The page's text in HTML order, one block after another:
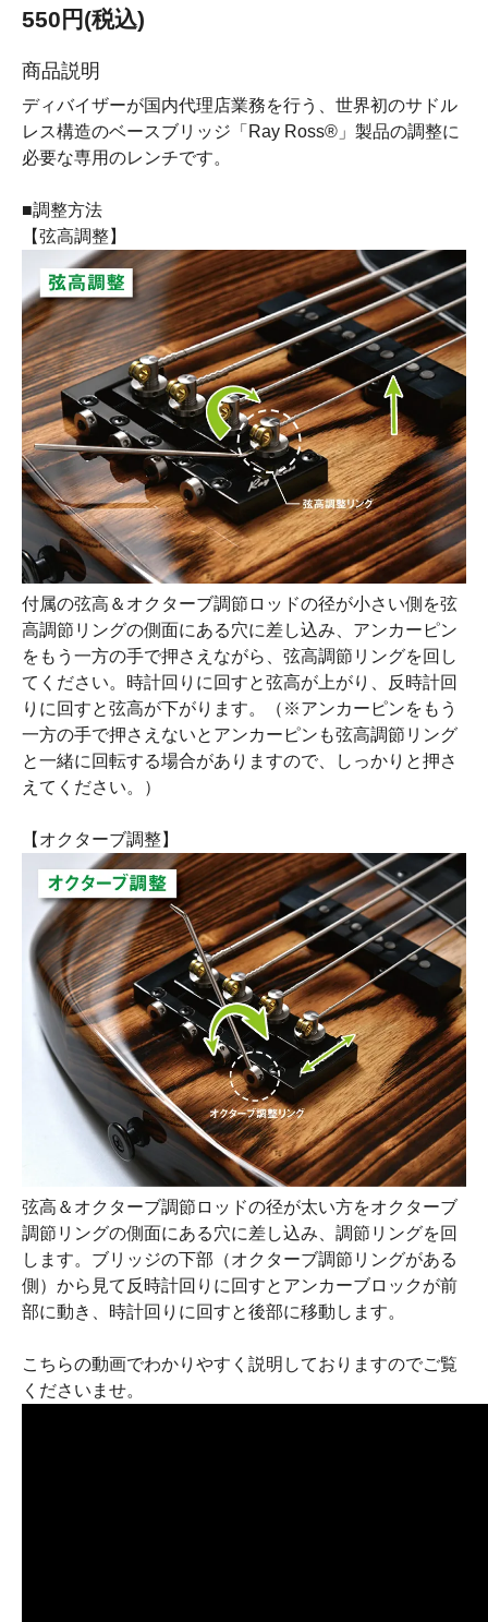
550円(税込)
商品説明
ディバイザーが国内代理店業務を行う、世界初のサドル
レス構造のベースブリッジ「Ray Ross®」製品の調整に
必要な専用のレンチです。
■調整方法
【弦高調整】
付属の弦高＆オクターブ調節ロッドの径が小さい側を弦
高調節リングの側面にある穴に差し込み、アンカーピン
をもう一方の手で押さえながら、弦高調節リングを回し
てください。時計回りに回すと弦高が上がり、反時計回
りに回すと弦高が下がります。（※アンカーピンをもう
一方の手で押さえないとアンカーピンも弦高調節リング
と一緒に回転する場合がありますので、しっかりと押さ
えてください。）
【オクターブ調整】
弦高＆オクターブ調節ロッドの径が太い方をオクターブ
調節リングの側面にある穴に差し込み、調節リングを回
します。ブリッジの下部（オクターブ調節リングがある
側）から見て反時計回りに回すとアンカーブロックが前
部に動き、時計回りに回すと後部に移動します。
こちらの動画でわかりやすく説明しておりますのでご覧
くださいませ。